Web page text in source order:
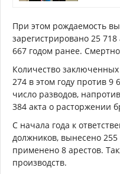
При этом рождаемость
зарегистрировано 25
667 годом ранее.
Количество заключенных
274 в этом году против 9
число разводов,
384 акта о расторжении
С начала года к
должников, вынесено
применено 8 арестов.
производств.